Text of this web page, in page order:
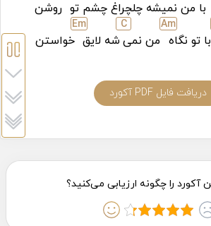
با من نمیشه چلچراغ چشم تو روشن
با تو نگاه
Am
من نمی
C
شه لایق
Em
خواستن
دریافت فایل PDF آکورد